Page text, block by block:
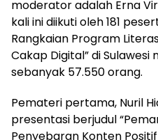
moderator adalah Erna
kali ini diikuti oleh 181
Rangkaian Program
Cakap Digital” di
sebanyak 57.550 orang.
Pemateri pertama, Nuril
presentasi berjudul
Penyebaran Konten